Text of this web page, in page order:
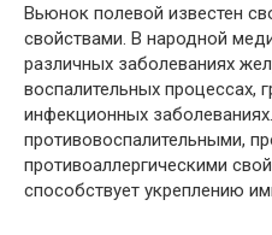
Вьюнок полевой известен
свойствами. В народной
различных заболеваниях
воспалительных процессах,
инфекционных
противовоспалительными,
противоаллергическими
способствует укреплению